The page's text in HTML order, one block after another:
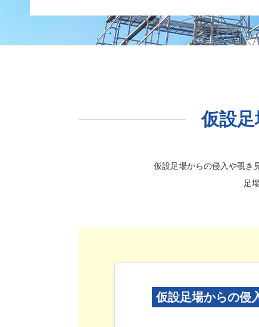
仮設足
仮設足場からの侵入や覗き
足
仮設足場からの侵